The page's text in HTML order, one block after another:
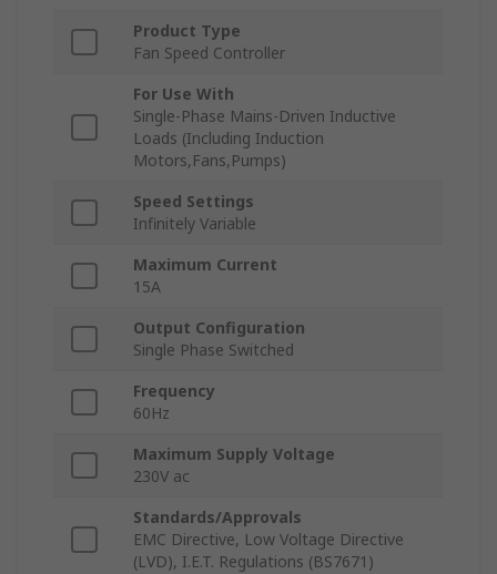
Product Type
Fan Speed Controller
For Use With
Single-Phase Mains-Driven Inductive
Loads (Including Induction
Motors,Fans,Pumps)
Speed Settings
Infinitely Variable
Maximum Current
15A
Output Configuration
Single Phase Switched
Frequency
60Hz
Maximum Supply Voltage
230V ac
Standards/Approvals
EMC Directive, Low Voltage Directive
(LVD), I.E.T. Regulations (BS7671)